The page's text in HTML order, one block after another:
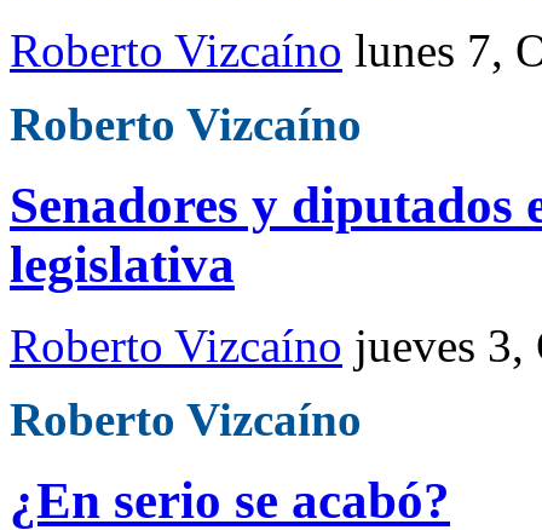
Roberto Vizcaíno lunes 7,
Roberto Vizcaíno
Senadores y
legislativa
Roberto Vizcaíno jueves 3,
Roberto Vizcaíno
¿En serio se acabó?